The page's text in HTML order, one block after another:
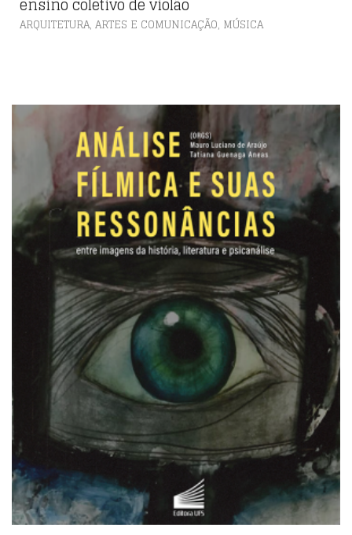
ARQUITETURA, ARTES E COMUNICAÇÃO, MÚSICA